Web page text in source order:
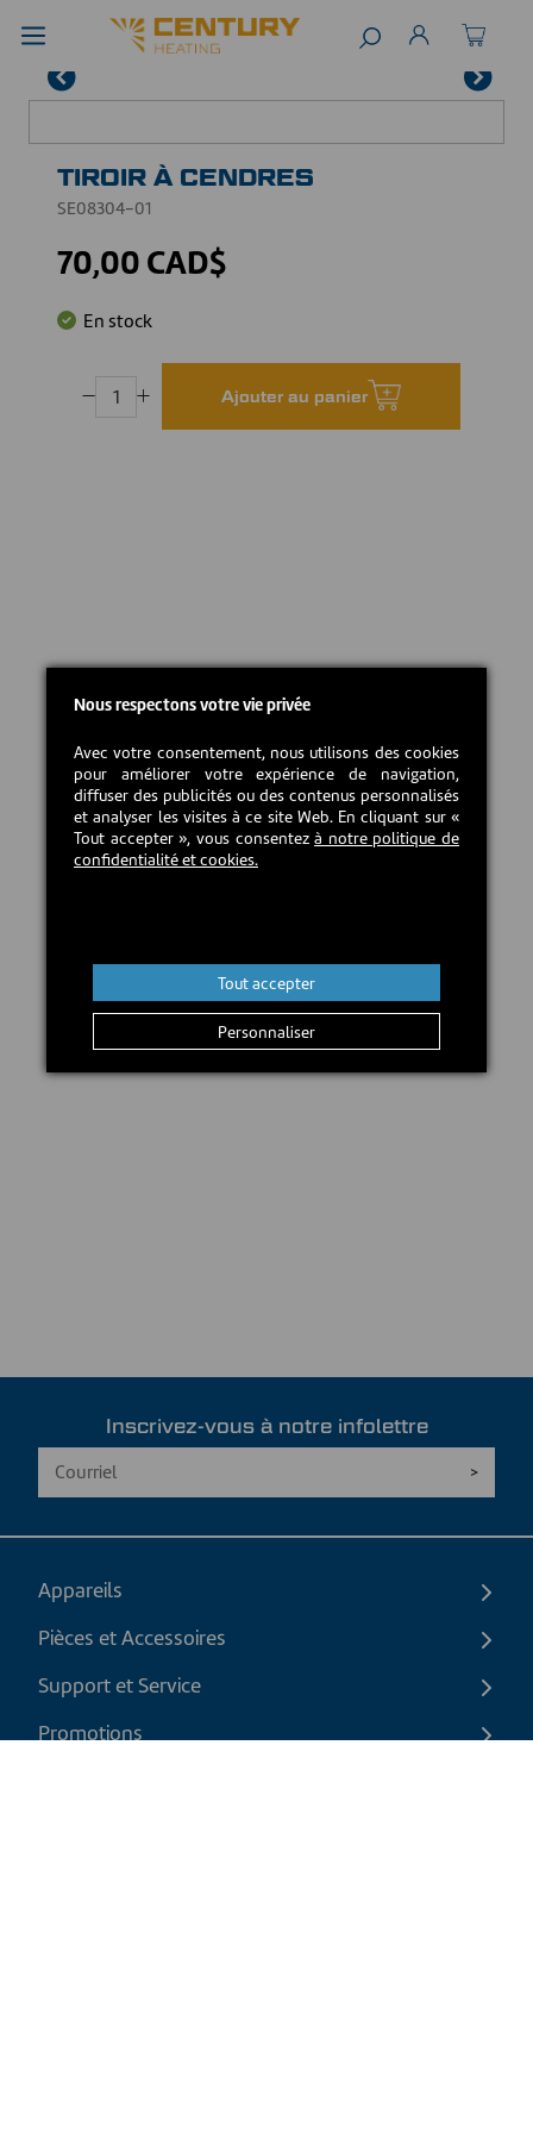
TIROIR À CENDRES
SE08304-01
70,00 CAD$
En stock
Ajouter au panier
Inscrivez-vous à notre infolettre
Appareils
Pièces et Accessoires
Support et Service
Promotions
Nous respectons votre vie privée
Avec votre consentement, nous utilisons des cookies
pour améliorer votre expérience de navigation,
diffuser des publicités ou des contenus personnalisés
et analyser les visites à ce site Web. En cliquant sur «
Tout accepter », vous consentezà notre politique de
confidentialité et cookies.
Personnaliser
Tout accepter